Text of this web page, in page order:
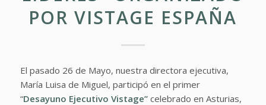
POR VISTAGE ESPAÑA
El pasado 26 de Mayo, nuestra directora ejecutiva,
María Luisa de Miguel, participó en el primer
“Desayuno Ejecutivo Vistage”celebrado en Asturias,